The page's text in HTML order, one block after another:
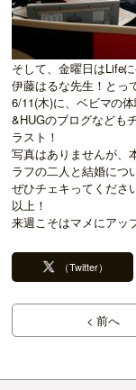
そして、金曜日はLife
伊藤はるな先生！とっ
6/11(木)に、ベビマの
&HUGのブログなども
ラスト！
写真はありませんが、
ラフの二人と結婚につ
ぜひチェキってくださ
以上！
来週こそはマメにアッ
（Twitter）
< 前へ